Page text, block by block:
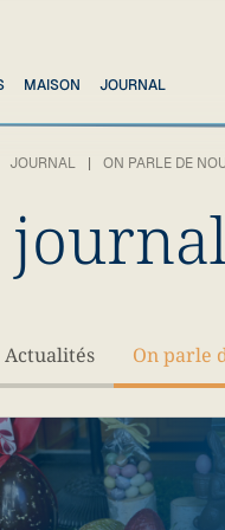
MAISON JOURNAL
JOURNAL ON PARLE DE
Actualités On parle